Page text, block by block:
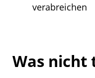
verabreichen
Was nicht